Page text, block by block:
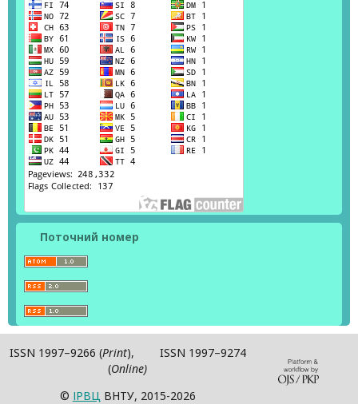
Поточний номер
ISSN 1997–9266 (Print), ISSN 1997–9274
(Online)
© ІPВЦ ВНТУ, 2015-2026